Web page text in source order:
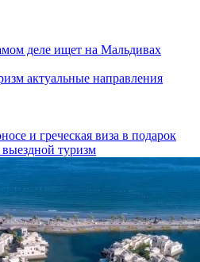
деле ищет на Мальдивах
актуальные направления
и греческая виза в подарок
выездной туризм